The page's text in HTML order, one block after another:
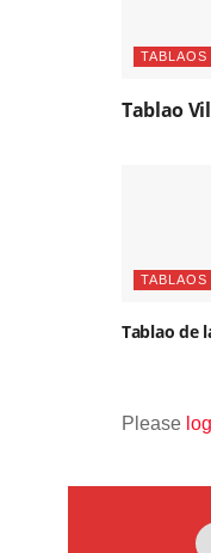
TABLAOS
Tablao
TABLAOS
Tablao de
Please